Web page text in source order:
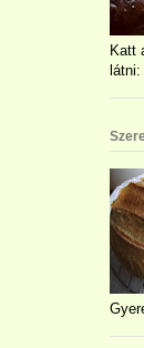
Katt
látni: